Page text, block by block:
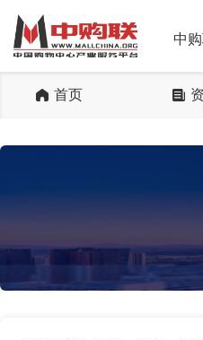
中
首页